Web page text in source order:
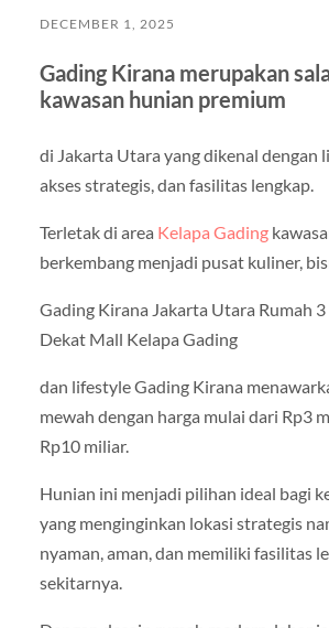
DECEMBER 1, 2025
Gading Kirana merupakan
kawasan hunian premium
di Jakarta Utara yang dikenal dengan
akses strategis, dan fasilitas lengkap.
Terletak di area Kelapa Gading
berkembang menjadi pusat kuliner,
Gading Kirana Jakarta Utara Rumah
Dekat Mall Kelapa Gading
dan lifestyle Gading Kirana
mewah dengan harga mulai dari Rp3
Rp10 miliar.
Hunian ini menjadi pilihan ideal bagi
yang menginginkan lokasi strategis
nyaman, aman, dan memiliki fasilitas
sekitarnya.